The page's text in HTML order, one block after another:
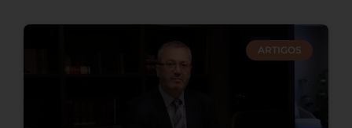
ARTIGOS